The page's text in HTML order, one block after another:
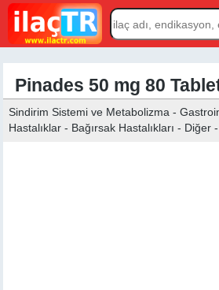
Pinades 50 mg 80
Sindirim Sistemi ve Metabolizma -
Hastalıklar - Bağırsak Hastalıkları - Diğer